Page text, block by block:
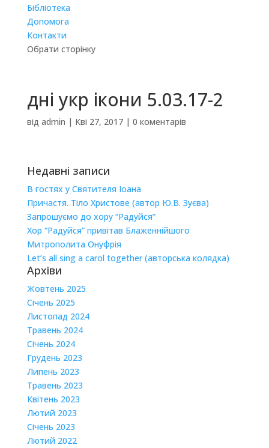
Бібліотека
Допомога
Контакти
Обрати сторінку
дні укр ікони 5.03.17-2
від admin | Кві 27, 2017| 0 коментарів
Недавні записи
В гостях у Святителя Іоана
Причастя. Тіло Христове (автор Ю.В. Зуєва)
Запрошуємо до хору “Радуйся”
Хор “Радуйся” привітав Блаженнійшого
Митрополита Онуфрія
Let’s all sing a carol together (авторська колядка)
Архіви
Жовтень 2025
Січень 2025
Листопад 2024
Травень 2024
Січень 2024
Грудень 2023
Липень 2023
Травень 2023
Квітень 2023
Лютий 2023
Січень 2023
Лютий 2022